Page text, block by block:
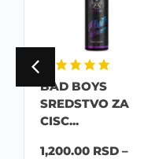
BAD BOYS
SREDSTVO ZA
CISC...
1,200.00 RSD –